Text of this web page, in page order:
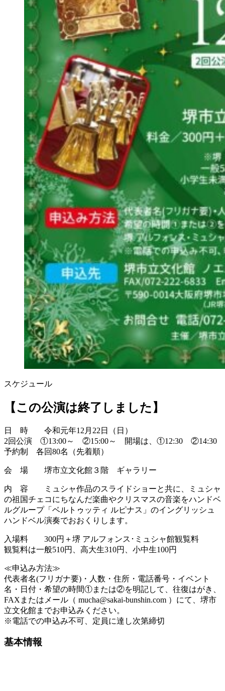
スケジュール
【この公演は終了しました】
日 時 令和元年12月22日（日）
2回公演 ①13:00～ ②15:00～ 開場は、①12:30 ②14:30
予約制 各回80名（先着順）
会 場 堺市立文化館３階 ギャラリー
内 容 ミュシャ作品のスライドショーと共に、ミュシャ
の祖国チェコにちなんだ楽曲やクリスマスの音楽をハンドベ
ルグループ「ベルトゥッティ ルピナス」のイングリッシュ
ハンドベル演奏でおおくりします。
入場料 300円＋堺 アルフォンス･ミュシャ館観覧料
観覧料は一般510円、高大生310円、小中生100円
≪申込み方法≫
代表者名(フリガナ要)・人数・住所・電話番号・イベント
名・日付・希望の時間①または②を明記して、往復はがき、
FAXまたはメール（ mucha@sakai-bunshin.com ）にて、堺市
立文化館までお申込みください。
※電話での申込み不可、定員に達し次第締切
基本情報